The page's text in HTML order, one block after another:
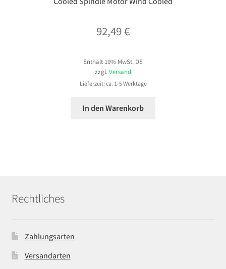
92,49€
Enthält 19% MwSt. DE
zzgl. Versand
Lieferzeit: ca. 1-5 Werktage
In den Warenkorb
Rechtliches
Zahlungsarten
Versandarten